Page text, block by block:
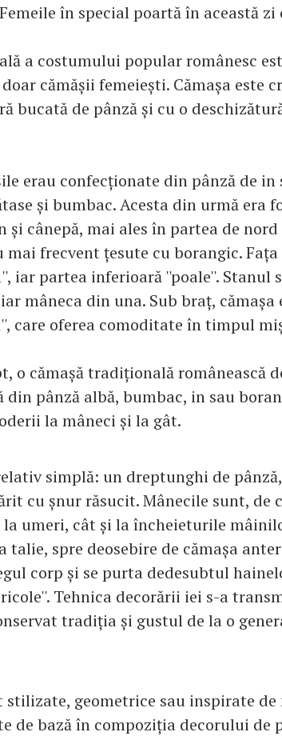
în special poartă în această zi
a costumului popular românesc
cămășii femeiești. Cămașa este
bucată de pânză și cu o
erau confecționate din pânză de in
și bumbac. Acesta din urmă era
și cânepă, mai ales în partea de
mai frecvent țesute cu borangic.
iar partea inferioară ''poale''. Stanul
mâneca din una. Sub braț, cămașa
care oferea comoditate în timpul
o cămașă tradițională românească
din pânză albă, bumbac, in sau
la mâneci și la gât.
simplă: un dreptunghi de
cu șnur răsucit. Mânecile sunt, de
umeri, cât și la încheieturile
talie, spre deosebire de cămașa
corp și se purta dedesubtul
Tehnica decorării iei s-a
tradiția și gustul de la o
stilizate, geometrice sau inspirate
de bază în compoziția decorului de